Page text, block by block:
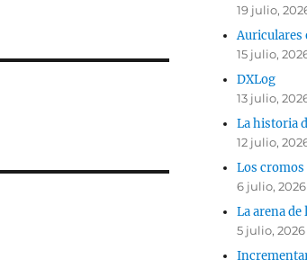
19 julio,
Auriculares
15 julio,
DXLog
13 julio,
La historia
12 julio,
Los
6 julio, 2026
La arena
5 julio, 2026